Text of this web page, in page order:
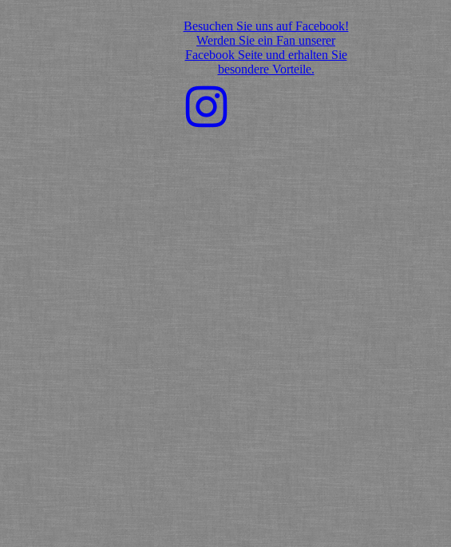
Besuchen Sie uns auf Facebook!
Werden Sie ein Fan unserer
Facebook Seite und erhalten Sie
besondere Vorteile.